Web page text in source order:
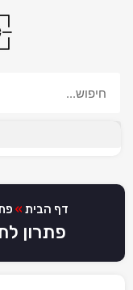
דף הבית »
פתרון